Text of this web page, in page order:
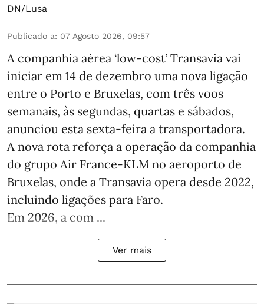
DN/Lusa
Publicado a: 07 Agosto 2026, 09:57
A companhia aérea ‘low-cost’ Transavia vai
iniciar em 14 de dezembro uma nova ligação
entre o Porto e Bruxelas, com três voos
semanais, às segundas, quartas e sábados,
anunciou esta sexta-feira a transportadora.
A nova rota reforça a operação da companhia
do grupo Air France-KLM no aeroporto de
Bruxelas, onde a Transavia opera desde 2022,
incluindo ligações para Faro.
Em 2026, a com ...
Ver mais